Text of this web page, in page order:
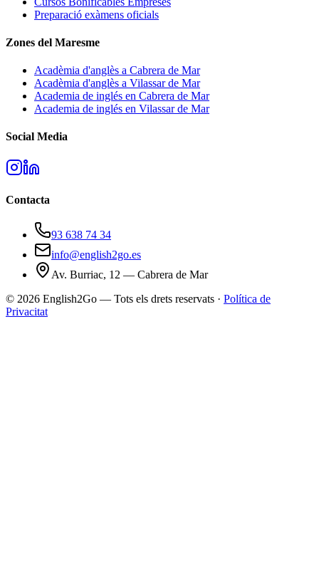
Preparació exàmens oficials
Zones del Maresme
Acadèmia d'anglès a Cabrera de Mar
Acadèmia d'anglès a Vilassar de Mar
Academia de inglés en Cabrera de Mar
Academia de inglés en Vilassar de Mar
Social Media
Contacta
93 638 74 34
info@english2go.es
Av. Burriac, 12 — Cabrera de Mar
© 2026 English2Go — Tots els drets reservats · Política de
Privacitat